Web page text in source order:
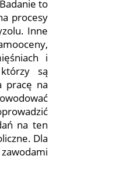
to
procesy
Inne
i
są
pracę na
na ten
Dla